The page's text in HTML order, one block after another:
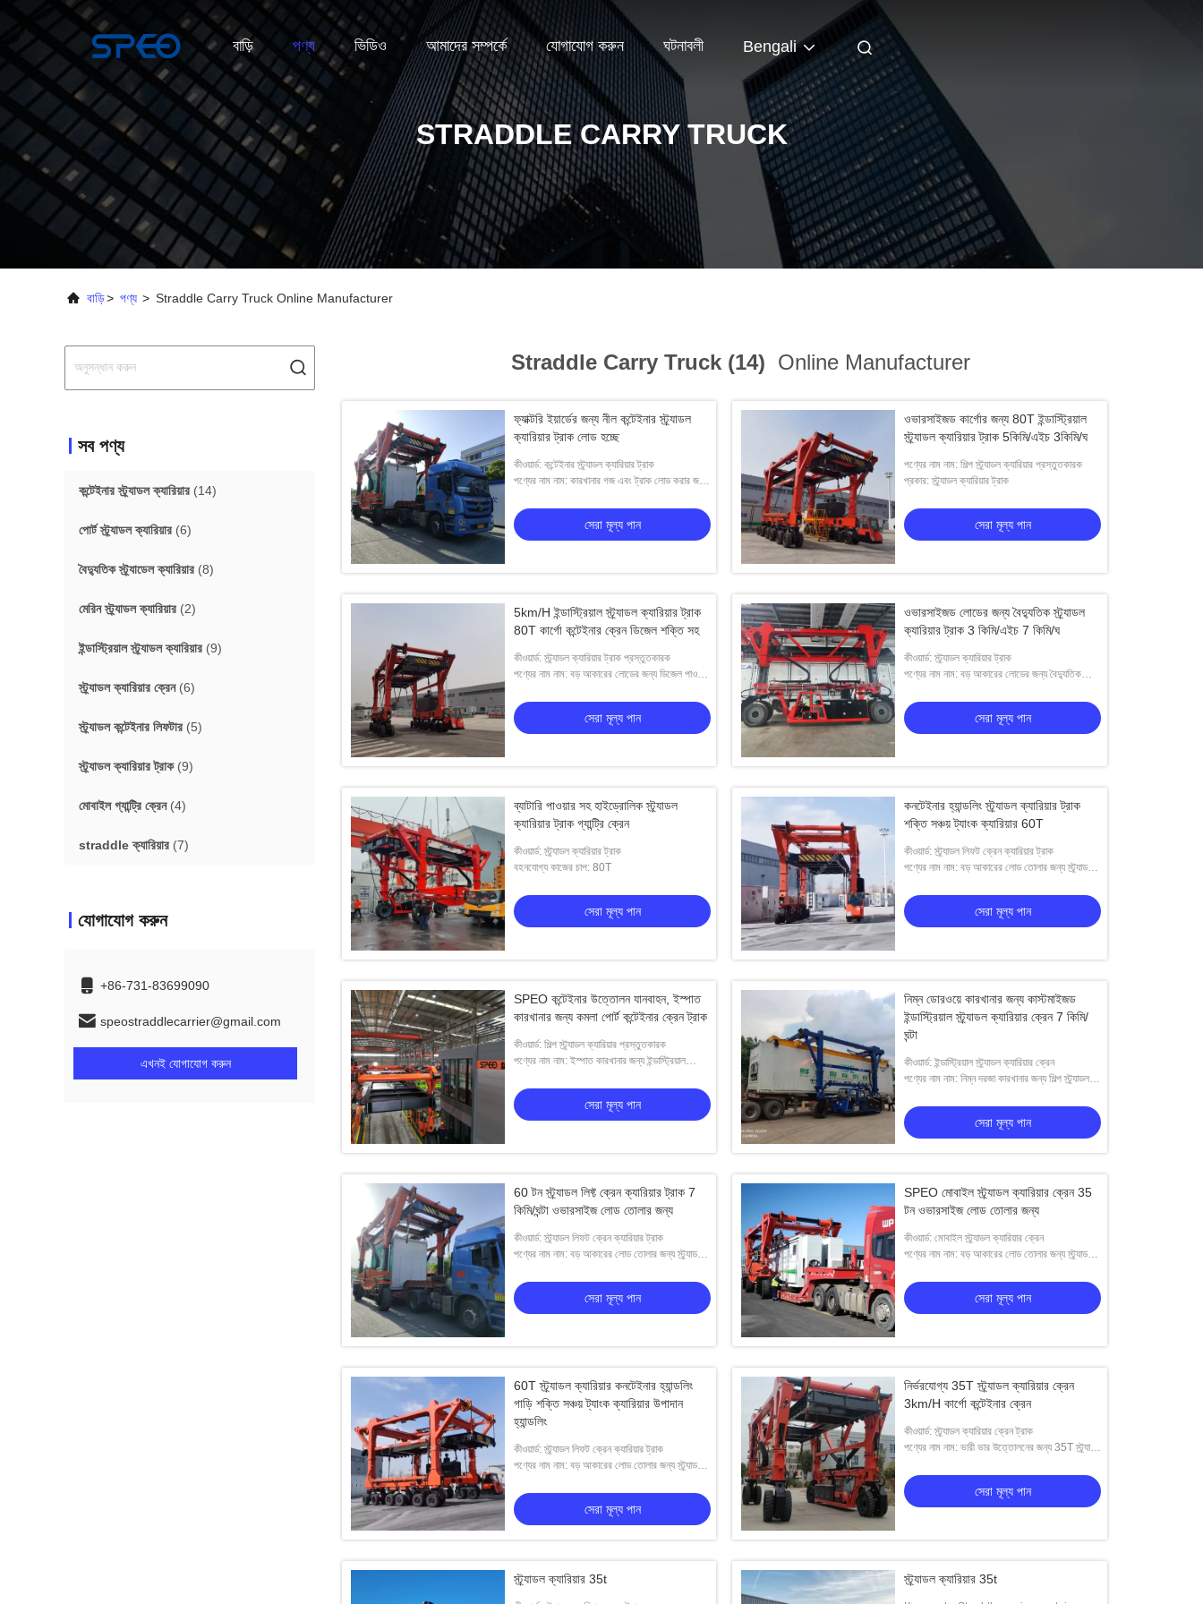
বাড়ি পণ্য ভিডিও আমাদের সম্পর্কে যোগাযোগ করুন ঘটনাবলী Bengali
STRADDLE CARRY TRUCK
বাড়ি> পণ্য > Straddle Carry Truck Online Manufacturer
সব পণ্য
কন্টেইনার স্ট্র্যাডল ক্যারিয়ার (14)
পোর্ট স্ট্র্যাডল ক্যারিয়ার (6)
বৈদ্যুতিক স্ট্র্যাডেল ক্যারিয়ার (8)
মেরিন স্ট্র্যাডল ক্যারিয়ার (2)
ইন্ডাস্ট্রিয়াল স্ট্র্যাডল ক্যারিয়ার (9)
স্ট্র্যাডল ক্যারিয়ার ক্রেন(6)
স্ট্র্যাডল কন্টেইনার লিফটার (5)
স্ট্র্যাডল ক্যারিয়ার ট্রাক(9)
মোবাইল গ্যান্ট্রি ক্রেন(4)
straddle ক্যারিয়ার (7)
যোগাযোগ করুন
+86-731-83699090
speostraddlecarrier@gmail.com
এখনই যোগাযোগ করুন
Straddle Carry Truck (14) Online Manufacturer
ফ্যাক্টরি ইয়ার্ডের জন্য নীল কন্টেইনার স্ট্র্যাডল
ক্যারিয়ার ট্রাক লোড হচ্ছে
কীওয়ার্ড: কন্টেইনার স্ট্র্যাডল ক্যারিয়ার ট্রাক
পণ্যের নাম নাম: কারখানার গজ এবং ট্রাক লোড করার জন্য
সেরা মূল্য পান
ওভারসাইজড কার্গোর জন্য 80T ইন্ডাস্ট্রিয়াল
স্ট্র্যাডল ক্যারিয়ার ট্রাক 5কিমি/এইচ 3কিমি/ঘ
পণ্যের নাম নাম: শিল্প স্ট্র্যাডল ক্যারিয়ার প্রস্তুতকারক
প্রকার: স্ট্র্যাডল ক্যারিয়ার ট্রাক
সেরা মূল্য পান
5km/H ইন্ডাস্ট্রিয়াল স্ট্র্যাডল ক্যারিয়ার ট্রাক
80T কার্গো কন্টেইনার ক্রেন ডিজেল শক্তি সহ
কীওয়ার্ড: স্ট্র্যাডল ক্যারিয়ার ট্রাক প্রস্তুতকারক
পণ্যের নাম নাম: বড় আকারের লোডের জন্য ডিজেল পাওয়ার
সেরা মূল্য পান
ওভারসাইজড লোডের জন্য বৈদ্যুতিক স্ট্র্যাডল
ক্যারিয়ার ট্রাক 3 কিমি/এইচ 7 কিমি/ঘ
কীওয়ার্ড: স্ট্র্যাডল ক্যারিয়ার ট্রাক
পণ্যের নাম নাম: বড় আকারের লোডের জন্য বৈদ্যুতিক
সেরা মূল্য পান
ব্যাটারি পাওয়ার সহ হাইড্রোলিক স্ট্র্যাডল
ক্যারিয়ার ট্রাক গ্যান্ট্রি ক্রেন
কীওয়ার্ড: স্ট্র্যাডল ক্যারিয়ার ট্রাক
বহনযোগ্য কাজের চাপ: 80T
সেরা মূল্য পান
কনটেইনার হ্যান্ডলিং স্ট্র্যাডল ক্যারিয়ার ট্রাক
শক্তি সঞ্চয় ট্যাংক ক্যারিয়ার 60T
কীওয়ার্ড: স্ট্র্যাডল লিফট ক্রেন ক্যারিয়ার ট্রাক
পণ্যের নাম নাম: বড় আকারের লোড তোলার জন্য স্ট্র্যাডল
সেরা মূল্য পান
SPEO কন্টেইনার উত্তোলন যানবাহন, ইস্পাত
কারখানার জন্য কমলা পোর্ট কন্টেইনার ক্রেন ট্রাক
কীওয়ার্ড: শিল্প স্ট্র্যাডল ক্যারিয়ার প্রস্তুতকারক
পণ্যের নাম নাম: ইস্পাত কারখানার জন্য ইন্ডাস্ট্রিয়াল
সেরা মূল্য পান
নিম্ন ডোরওয়ে কারখানার জন্য কাস্টমাইজড
ইন্ডাস্ট্রিয়াল স্ট্র্যাডল ক্যারিয়ার ক্রেন 7 কিমি/
ঘন্টা
কীওয়ার্ড: ইন্ডাস্ট্রিয়াল স্ট্র্যাডল ক্যারিয়ার ক্রেন
পণ্যের নাম নাম: নিম্ন দরজা কারখানার জন্য শিল্প স্ট্র্যাডল
সেরা মূল্য পান
60 টন স্ট্র্যাডল লিফ্ট ক্রেন ক্যারিয়ার ট্রাক 7
কিমি/ঘন্টা ওভারসাইজ লোড তোলার জন্য
কীওয়ার্ড: স্ট্র্যাডল লিফট ক্রেন ক্যারিয়ার ট্রাক
পণ্যের নাম নাম: বড় আকারের লোড তোলার জন্য স্ট্র্যাডল
সেরা মূল্য পান
SPEO মোবাইল স্ট্র্যাডল ক্যারিয়ার ক্রেন 35
টন ওভারসাইজ লোড তোলার জন্য
কীওয়ার্ড: মোবাইল স্ট্র্যাডল ক্যারিয়ার ক্রেন
পণ্যের নাম নাম: বড় আকারের লোড তোলার জন্য স্ট্র্যাডল
সেরা মূল্য পান
60T স্ট্র্যাডল ক্যারিয়ার কনটেইনার হ্যান্ডলিং
গাড়ি শক্তি সঞ্চয় ট্যাংক ক্যারিয়ার উপাদান
হ্যান্ডলিং
কীওয়ার্ড: স্ট্র্যাডল লিফট ক্রেন ক্যারিয়ার ট্রাক
পণ্যের নাম নাম: বড় আকারের লোড তোলার জন্য স্ট্র্যাডল
সেরা মূল্য পান
নির্ভরযোগ্য 35T স্ট্র্যাডল ক্যারিয়ার ক্রেন
3km/H কার্গো কন্টেইনার ক্রেন
কীওয়ার্ড: স্ট্র্যাডল ক্যারিয়ার ক্রেন ট্রাক
পণ্যের নাম নাম: ভারী ভার উত্তোলনের জন্য 35T স্ট্র্যাডল
সেরা মূল্য পান
স্ট্র্যাডল ক্যারিয়ার 35t স্ট্র্যাডল ক্যারিয়ার 35t